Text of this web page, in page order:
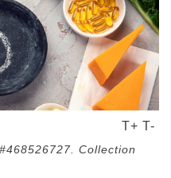
T+ T-
Collection